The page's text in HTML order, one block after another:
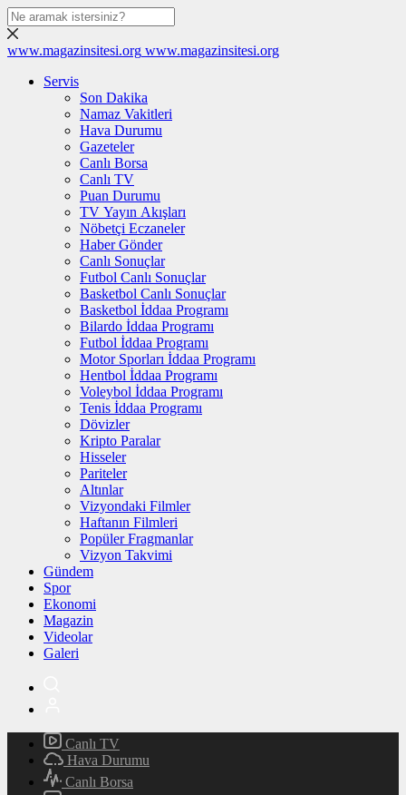
www.magazinsitesi.org www.magazinsitesi.org
Servis
Son Dakika
Namaz Vakitleri
Hava Durumu
Gazeteler
Canlı Borsa
Canlı TV
Puan Durumu
TV Yayın Akışları
Nöbetçi Eczaneler
Haber Gönder
Canlı Sonuçlar
Futbol Canlı Sonuçlar
Basketbol Canlı Sonuçlar
Basketbol İddaa Programı
Bilardo İddaa Programı
Futbol İddaa Programı
Motor Sporları İddaa Programı
Hentbol İddaa Programı
Voleybol İddaa Programı
Tenis İddaa Programı
Dövizler
Kripto Paralar
Hisseler
Pariteler
Altınlar
Vizyondaki Filmler
Haftanın Filmleri
Popüler Fragmanlar
Vizyon Takvimi
Gündem
Spor
Ekonomi
Magazin
Videolar
Galeri
Canlı TV
Hava Durumu
Canlı Borsa